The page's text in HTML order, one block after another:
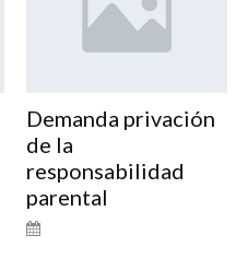
Demanda privación
de la
responsabilidad
parental